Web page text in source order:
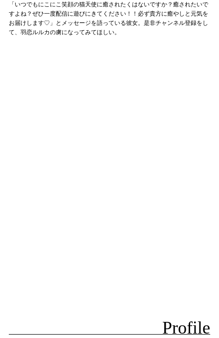
「いつでもにこにこ笑顔の猫天使に癒されたくはないですか？癒されたいで
すよね？ぜひ一度配信に遊びにきてください！！必ず貴方に癒やしと元気を
お届けします♡」とメッセージを語っている彼女。是非チャンネル登録をし
て、羽恋ルルカの虜になってみてほしい。
Profile